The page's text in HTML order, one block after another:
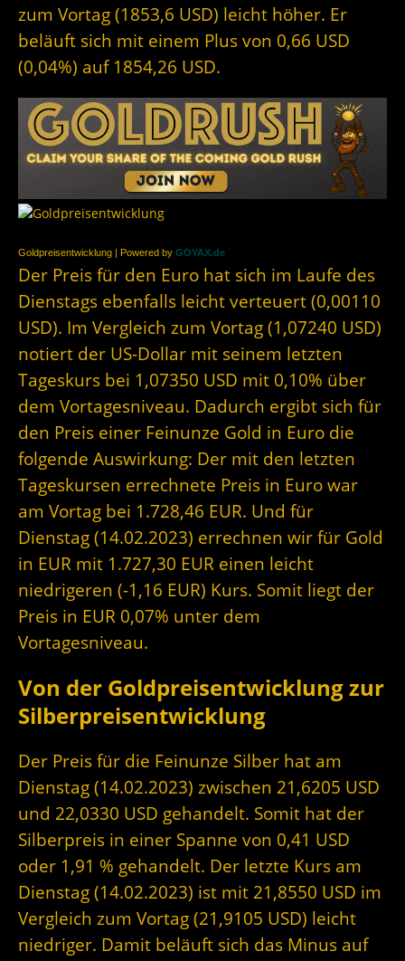
zum Vortag (1853,6 USD) leicht höher. Er
beläuft sich mit einem Plus von 0,66 USD
(0,04%) auf 1854,26 USD.
Goldpreisentwicklung | Powered by GOYAX.de
Der Preis für den Euro hat sich im Laufe des
Dienstags ebenfalls leicht verteuert (0,00110
USD). Im Vergleich zum Vortag (1,07240 USD)
notiert der US-Dollar mit seinem letzten
Tageskurs bei 1,07350 USD mit 0,10% über
dem Vortagesniveau. Dadurch ergibt sich für
den Preis einer Feinunze Gold in Euro die
folgende Auswirkung: Der mit den letzten
Tageskursen errechnete Preis in Euro war
am Vortag bei 1.728,46 EUR. Und für
Dienstag (14.02.2023) errechnen wir für Gold
in EUR mit 1.727,30 EUR einen leicht
niedrigeren (-1,16 EUR) Kurs. Somit liegt der
Preis in EUR 0,07% unter dem
Vortagesniveau.
Von der Goldpreisentwicklung zur
Silberpreisentwicklung
Der Preis für die Feinunze Silber hat am
Dienstag (14.02.2023) zwischen 21,6205 USD
und 22,0330 USD gehandelt. Somit hat der
Silberpreis in einer Spanne von 0,41 USD
oder 1,91 % gehandelt. Der letzte Kurs am
Dienstag (14.02.2023) ist mit 21,8550 USD im
Vergleich zum Vortag (21,9105 USD) leicht
niedriger. Damit beläuft sich das Minus auf